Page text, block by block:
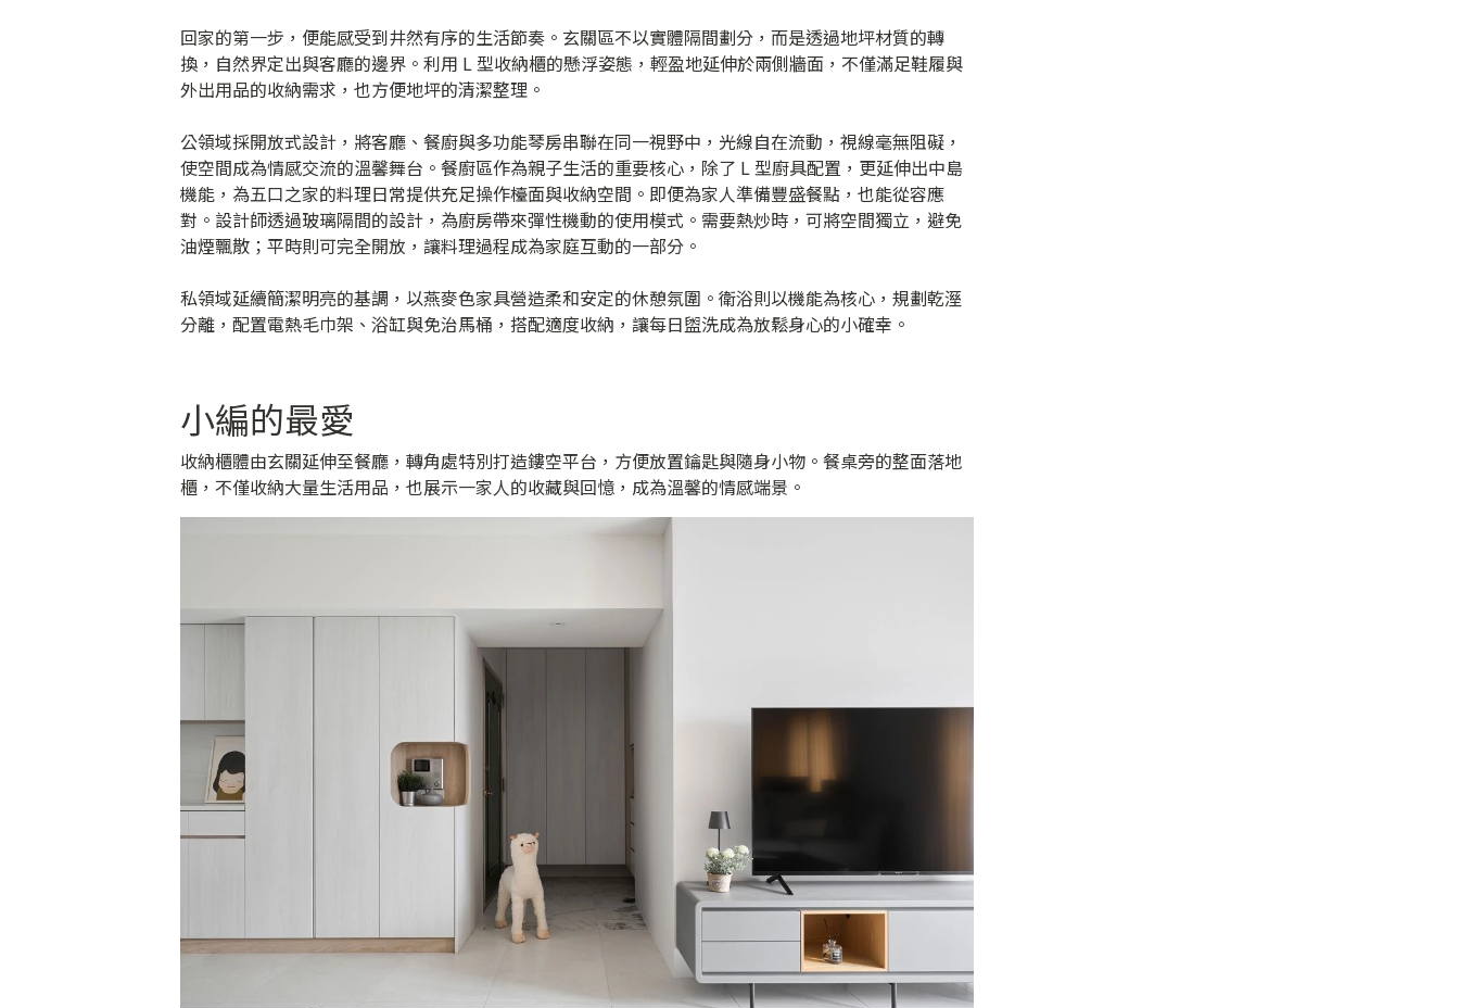
回家的第一步，便能感受到井然有序的生活節奏。玄關區不以實體隔間劃分，而是透過地坪材質的轉
換，自然界定出與客廳的邊界。利用 L 型收納櫃的懸浮姿態，輕盈地延伸於兩側牆面，不僅滿足鞋履與
外出用品的收納需求，也方便地坪的清潔整理。
公領域採開放式設計，將客廳、餐廚與多功能琴房串聯在同一視野中，光線自在流動，視線毫無阻礙，
使空間成為情感交流的溫馨舞台。餐廚區作為親子生活的重要核心，除了 L 型廚具配置，更延伸出中島
機能，為五口之家的料理日常提供充足操作檯面與收納空間。即便為家人準備豐盛餐點，也能從容應
對。設計師透過玻璃隔間的設計，為廚房帶來彈性機動的使用模式。需要熱炒時，可將空間獨立，避免
油煙飄散；平時則可完全開放，讓料理過程成為家庭互動的一部分。
私領域延續簡潔明亮的基調，以燕麥色家具營造柔和安定的休憩氛圍。衛浴則以機能為核心，規劃乾溼
分離，配置電熱毛巾架、浴缸與免治馬桶，搭配適度收納，讓每日盥洗成為放鬆身心的小確幸。
小編的最愛
收納櫃體由玄關延伸至餐廳，轉角處特別打造鏤空平台，方便放置鑰匙與隨身小物。餐桌旁的整面落地
櫃，不僅收納大量生活用品，也展示一家人的收藏與回憶，成為溫馨的情感端景。